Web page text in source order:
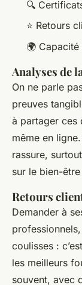
🔍
⭐ Retours
🌍
Analyses de
On ne parle
preuves
à partager ces
même en
rassure,
sur le bien-être
Retours
Demander à
coulisses :
les meilleurs
souvent, avec